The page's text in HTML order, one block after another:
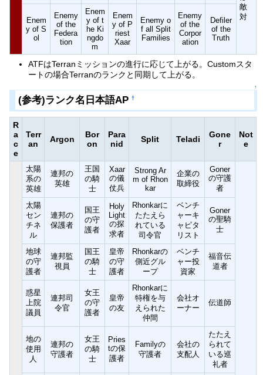
敵
対
Enem
y of S
ol
Enemy
of the
Federa
tion
Enem
y of t
he Ki
ngdo
m
Enem
y of P
riest
Xaar
Enemy o
f all Split
Families
Enemy
of the
Corpor
ation
Defiler
of the
Truth
ATFはTerranミッションの進行に応じて上がる。Customスタ
ートの場合Terranのランクと同期して上がる。
↑
(参考)ランク名日本語AP †
R
a
c
e
Terr
an
Argon
Bor
on
Para
nid
Split Teladi
Gone
r
Not
e
太陽
系の
英雄
連邦の
英雄
王国
の騎
士
Xaar
の儀
仗兵
Strong Ar
m of Rhon
kar
企業の
取締役
Goner
の守護
者
太陽
セン
チネ
ル
連邦の
保護者
国王
の守
護者
Holy
Light
の探
求者
Rhonkarに
たたえら
れている
司令官
ベンチ
ャーキ
ャピタ
リスト
Goner
の聖騎
士
地球
の守
護者
連邦監
視員
国王
の騎
士
皇帝
の守
護者
Rhonkarの
側近グル
ープ
ベンチ
ャー投
資家
福音伝
道者
惑星
上院
議員
連邦司
令官
女王
の守
護者
皇帝
の友
Rhonkarに
特権を与
えられた
仲間
会社オ
ーナー
伝道師
地の
使用
人
連邦の
守護者
女王
の騎
士
Pries
tの保
護者
Familyの
守護者
会社の
支配人
たたえ
られて
いる巡
礼者